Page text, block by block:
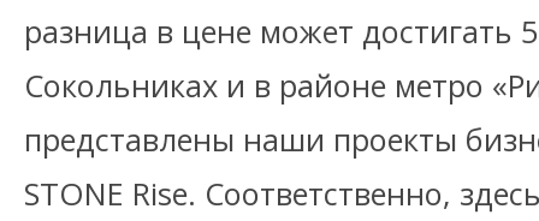
разница в цене может достигать
Сокольниках и в районе метро
представлены наши проекты
STONE Rise. Соответственно,